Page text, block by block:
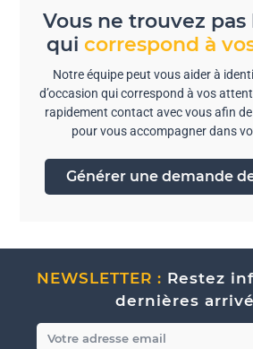
Vous ne trouvez
qui correspond à
Notre équipe peut vous aider à
d’occasion qui correspond à vos
rapidement contact avec vous afin
pour vous accompagner dans
Générer une demande
NEWSLETTER : Restez
dernières